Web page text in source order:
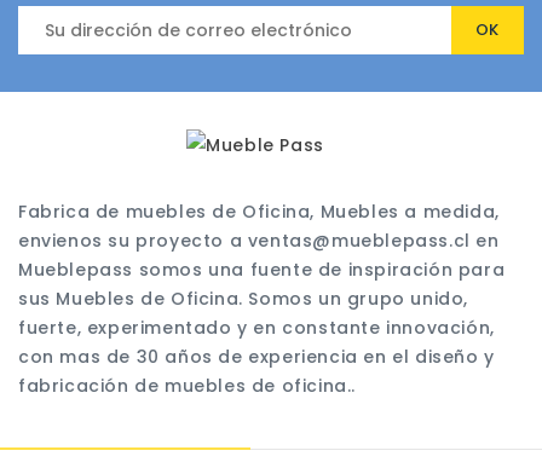
Fabrica de muebles de Oficina, Muebles a medida,
envienos su proyecto a ventas@mueblepass.cl en
Mueblepass somos una fuente de inspiración para
sus Muebles de Oficina. Somos un grupo unido,
fuerte, experimentado y en constante innovación,
con mas de 30 años de experiencia en el diseño y
fabricación de muebles de oficina..